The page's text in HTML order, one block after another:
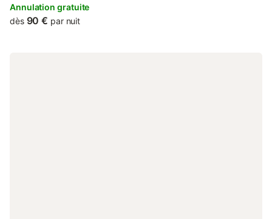
sauna and a hot tub.
Annulation gratuite
dès 90 € par nuit